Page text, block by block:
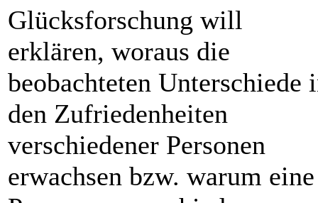
Glücksforschung will
erklären, woraus die
beobachteten Unterschiede
den Zufriedenheiten
verschiedener Personen
erwachsen bzw. warum eine